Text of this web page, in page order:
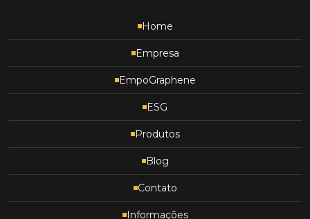
Home
Empresa
EmpoGraphene
ESG
Produtos
Blog
Contato
Informações